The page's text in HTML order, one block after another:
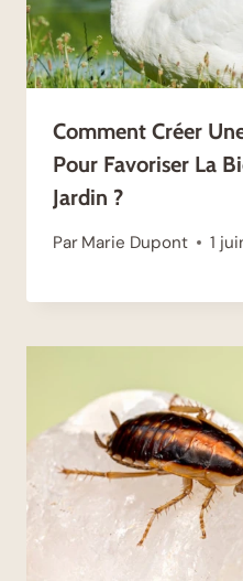
Comment Créer
Pour Favoriser La
Jardin ?
Par Marie Dupont 1